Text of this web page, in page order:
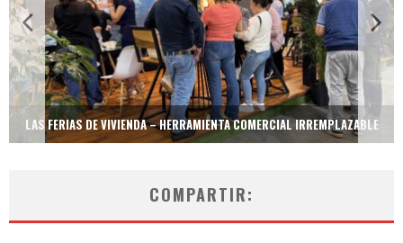
LAS FERIAS DE VIVIENDA – HERRAMIENTA COMERCIAL IRREMPLAZABLE
COMPARTIR: